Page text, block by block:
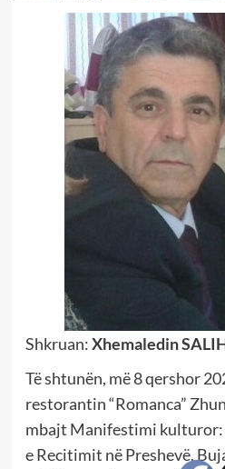
Shkruan:Xhemaledin
Të shtunën, më 8 qershor
restorantin “Romanca”
mbajt Manifestimi kulturor:
e Recitimit në Preshevë,